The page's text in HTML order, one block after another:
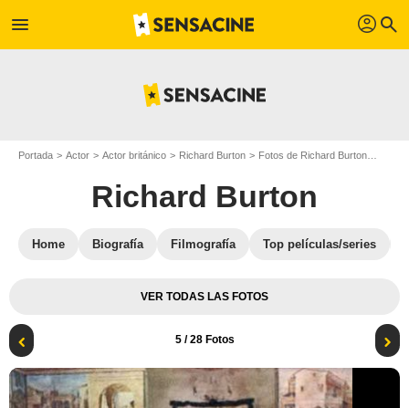
menu profil search
Portada Actor Actor británico Richard Burton Fotos de Richard Burton
Richard Burton
Home Biografía Filmografía Top películas/series
VER TODAS LAS FOTOS
5/ 28 Fotos